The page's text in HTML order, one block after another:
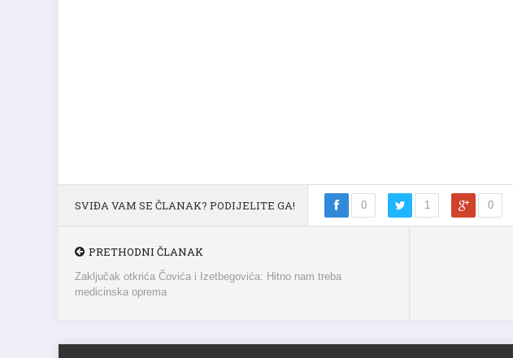
SVIĐA VAM SE ČLANAK? PODIJELITE GA! 0 1 0
PRETHODNI ČLANAK
Zaključak otkrića Čovića i Izetbegovića: Hitno nam treba
medicinska oprema